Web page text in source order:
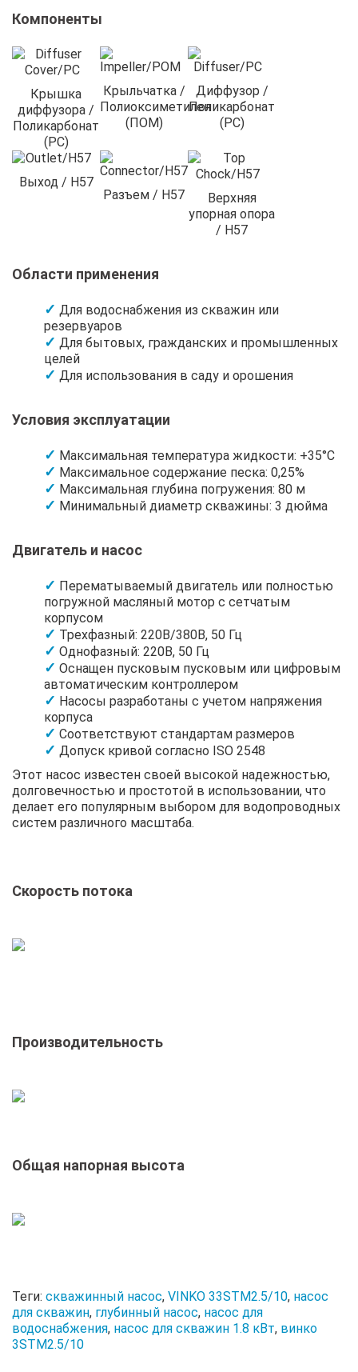
Компоненты
Крышка
диффузора /
Поликарбонат
(PC)
Крыльчатка /
Полиоксиметилен
(ПОМ)
Диффузор /
Поликарбонат
(PC)
Выход / H57
Разъем / H57
Верхняя
упорная опора
/ H57
Области применения
Для водоснабжения из скважин или
резервуаров
Для бытовых, гражданских и промышленных
целей
Для использования в саду и орошения
Условия эксплуатации
Максимальная температура жидкости: +35°C
Максимальное содержание песка: 0,25%
Максимальная глубина погружения: 80 м
Минимальный диаметр скважины: 3 дюйма
Двигатель и насос
Перематываемый двигатель или полностью
погружной масляный мотор с сетчатым
корпусом
Трехфазный: 220В/380В, 50 Гц
Однофазный: 220В, 50 Гц
Оснащен пусковым пусковым или цифровым
автоматическим контроллером
Насосы разработаны с учетом напряжения
корпуса
Соответствуют стандартам размеров
Допуск кривой согласно ISO 2548
Этот насос известен своей высокой надежностью,
долговечностью и простотой в использовании, что
делает его популярным выбором для водопроводных
систем различного масштаба.
Скорость потока
Производительность
Общая напорная высота
Теги: скважинный насос, VINKO 33STM2.5/10, насос
для скважин, глубинный насос, насос для
водоснабжения, насос для скважин 1.8 кВт, винко
3STM2.5/10